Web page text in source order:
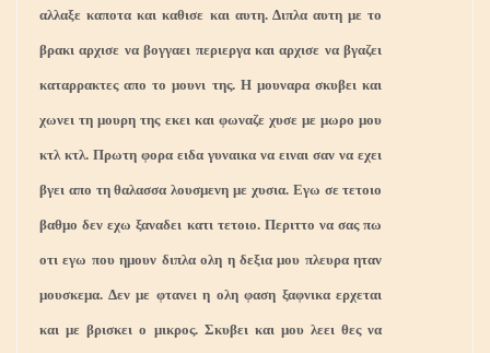
αλλαξε καποτα και καθισε και αυτη. Διπλα αυτη με το
βρακι αρχισε να βογγαει περιεργα και αρχισε να βγαζει
καταρρακτες απο το μουνι της. Η μουναρα σκυβει και
χωνει τη μουρη της εκει και φωναζε χυσε με μωρο μου
κτλ κτλ. Πρωτη φορα ειδα γυναικα να ειναι σαν να εχει
βγει απο τη θαλασσα λουσμενη με χυσια. Εγω σε τετοιο
βαθμο δεν εχω ξαναδει κατι τετοιο. Περιττο να σας πω
οτι εγω που ημουν διπλα ολη η δεξια μου πλευρα ηταν
μουσκεμα. Δεν με φτανει η ολη φαση ξαφνικα ερχεται
και με βρισκει ο μικρος. Σκυβει και μου λεει θες να